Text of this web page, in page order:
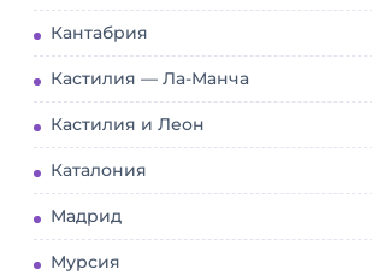
Кантабрия
Кастилия — Ла-Манча
Кастилия и Леон
Каталония
Мадрид
Мурсия